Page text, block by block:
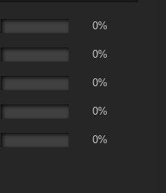
0%
0%
0%
0%
0%